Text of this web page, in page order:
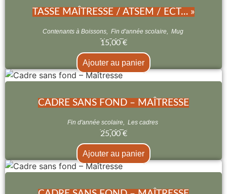
TASSE MAÎTRESSE / ATSEM / ECT… »
Contenants à Boissons, Fin d'année scolaire, Mug
15,00 €
Ajouter au panier
CADRE SANS FOND – MAÎTRESSE
Fin d'année scolaire, Les cadres
25,00 €
Ajouter au panier